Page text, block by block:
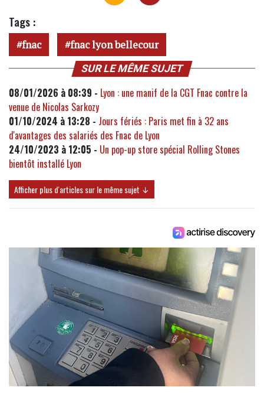
Tags :
fnac fnac lyon bellecour
SUR LE MÊME SUJET
08/01/2026 à 08:39 - Lyon : une manif de la CGT Fnac contre la
venue de Nicolas Sarkozy
01/10/2024 à 13:28 - Jours fériés : Paris met fin à 32 ans
d'avantages des salariés des Fnac de Lyon
24/10/2023 à 12:05 - Un pop-up store spécial Rolling Stones
bientôt installé Lyon
Afficher plus d'articles sur le même sujet ↓